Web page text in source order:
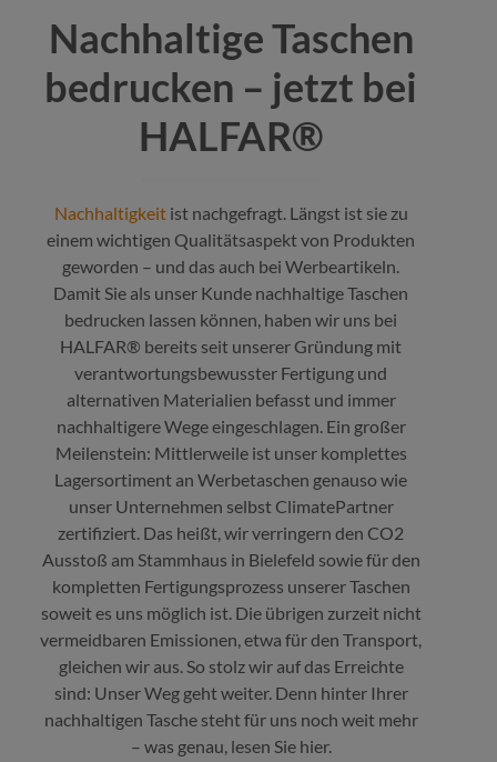
Nachhaltige Taschen
bedrucken – jetzt bei
HALFAR®
Nachhaltigkeitist nachgefragt. Längst ist sie zu
einem wichtigen Qualitätsaspekt von Produkten
geworden – und das auch bei Werbeartikeln.
Damit Sie als unser Kunde nachhaltige Taschen
bedrucken lassen können, haben wir uns bei
HALFAR® bereits seit unserer Gründung mit
verantwortungsbewusster Fertigung und
alternativen Materialien befasst und immer
nachhaltigere Wege eingeschlagen. Ein großer
Meilenstein: Mittlerweile ist unser komplettes
Lagersortiment an Werbetaschen genauso wie
unser Unternehmen selbst ClimatePartner
zertifiziert. Das heißt, wir verringern den CO2
Ausstoß am Stammhaus in Bielefeld sowie für den
kompletten Fertigungsprozess unserer Taschen
soweit es uns möglich ist. Die übrigen zurzeit nicht
vermeidbaren Emissionen, etwa für den Transport,
gleichen wir aus. So stolz wir auf das Erreichte
sind: Unser Weg geht weiter. Denn hinter Ihrer
nachhaltigen Tasche steht für uns noch weit mehr
– was genau, lesen Sie hier.